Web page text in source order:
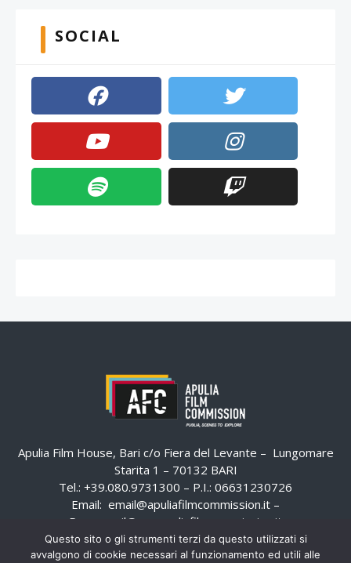
SOCIAL
Apulia Film House, Bari c/o Fiera del Levante – Lungomare
Starita 1 – 70132 BARI
Tel.: +39.080.9731300 – P.I.: 06631230726
Email: email@apuliafilmcommission.it –
Pec:
email@pec.apuliafilmcommission.it
Questo sito o gli strumenti terzi da questo utilizzati si
avvalgono di cookie necessari al funzionamento ed utili alle